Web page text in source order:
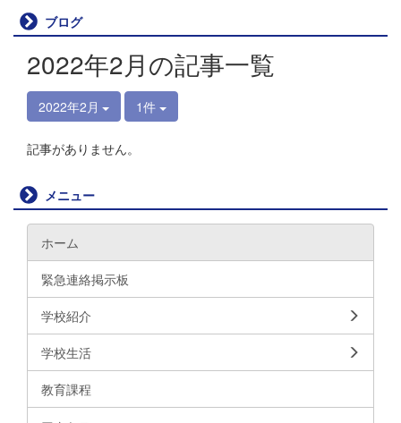
ブログ
2022年2月の記事一覧
2022年2月 1件
記事がありません。
メニュー
ホーム
緊急連絡掲示板
学校紹介
学校生活
教育課程